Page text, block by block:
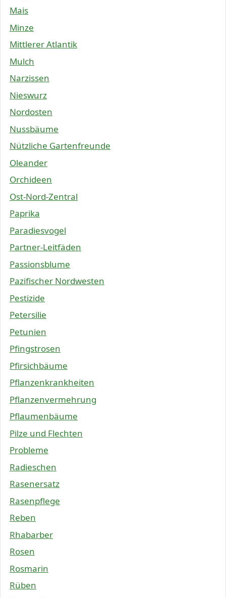
Mais
Minze
Mittlerer Atlantik
Mulch
Narzissen
Nieswurz
Nordosten
Nussbäume
Nützliche Gartenfreunde
Oleander
Orchideen
Ost-Nord-Zentral
Paprika
Paradiesvogel
Partner-Leitfäden
Passionsblume
Pazifischer Nordwesten
Pestizide
Petersilie
Petunien
Pfingstrosen
Pfirsichbäume
Pflanzenkrankheiten
Pflanzenvermehrung
Pflaumenbäume
Pilze und Flechten
Probleme
Radieschen
Rasenersatz
Rasenpflege
Reben
Rhabarber
Rosen
Rosmarin
Rüben